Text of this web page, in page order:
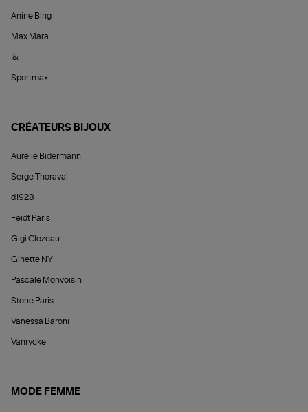
Anine Bing
Max Mara
&
Sportmax
CRÉATEURS BIJOUX
Aurélie Bidermann
Serge Thoraval
d1928
Feidt Paris
Gigi Clozeau
Ginette NY
Pascale Monvoisin
Stone Paris
Vanessa Baroni
Vanrycke
MODE FEMME